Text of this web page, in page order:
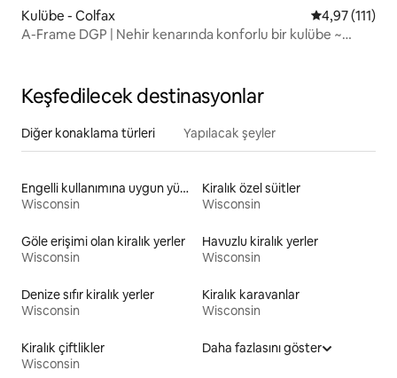
Kulübe - Colfax 5 üzerinden
4,97 (111)
A-Frame DGP | Nehir kenarında konforlu bir kulübe ~
Keşfedilecek destinasyonlar
Diğer konaklama türleri Yapılacak şeyler
Engelli kullanımına uygun yükseklikte tuvaleti olan kiralık yerler
Wisconsin
Kiralık özel süitler
Wisconsin
Göle erişimi olan kiralık yerler
Wisconsin
Havuzlu kiralık yerler
Wisconsin
Denize sıfır kiralık yerler
Wisconsin
Kiralık karavanlar
Wisconsin
Kiralık çiftlikler
Wisconsin
Daha fazlasını göster